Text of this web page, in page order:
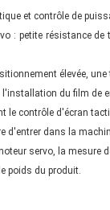
et contrôle de
: petite résistance
élevée, une
du film de
le contrôle d'écran
d'entrer dans la
servo, la mesure
poids du produit.